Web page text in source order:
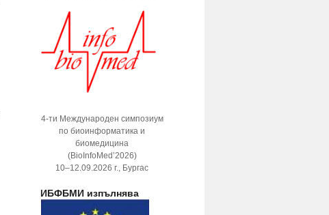
4-ти Международен симпозиум
по биоинформатика и
биомедицина
(BioInfoMed’2026)
10–12.09.2026 г., Бургас
ИБФБМИ изпълнява